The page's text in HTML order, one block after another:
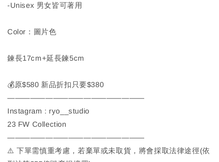
-Unisex 男女皆可著用
Color：圖片色
鍊長17cm+延長鍊5cm
💰原$580 新品折扣只要$380
——————————————————
Instagram : ryo__studio
23 FW Collection
——————————————————
⚠️ 下單需慎重考慮，若棄單或未取貨，將會採取法律途徑(依